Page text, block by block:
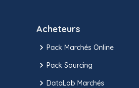
Acheteurs
Pack Marchés Online
Pack Sourcing
DataLab Marchés